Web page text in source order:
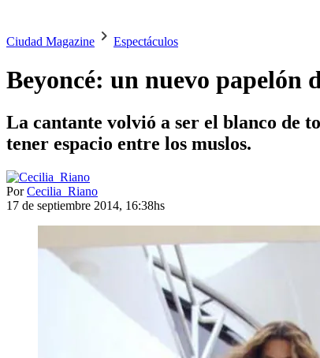
Ciudad Magazine Espectáculos
Beyoncé: un nuevo papelón
La cantante volvió a ser el blanco de
tener espacio entre los muslos.
PorCecilia_Riano
17 de septiembre 2014, 16:38hs